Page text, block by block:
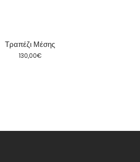
Τραπέζι Μέσης
130,00€